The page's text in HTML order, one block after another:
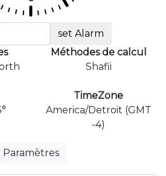
set Alarm
Méthodes de calcul
Shafii
TimeZone
America/Detroit (GMT
-4)
Paramètres